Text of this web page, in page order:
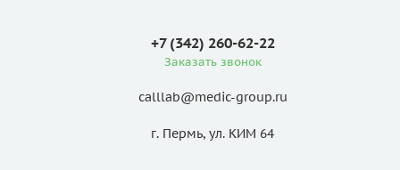
+7 (342) 260-62-22
Заказать звонок
calllab@medic-group.ru
г. Пермь, ул. КИМ 64